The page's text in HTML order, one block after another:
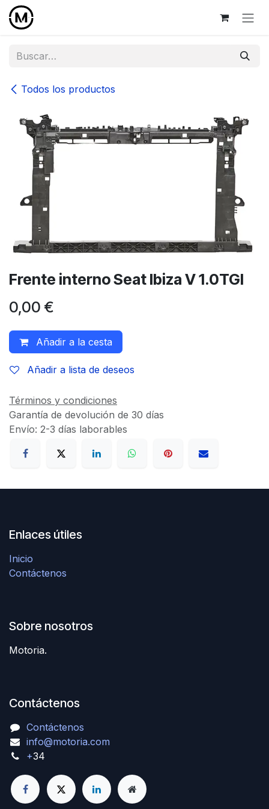
Ir al contenido
Todos los productos
Frente interno Seat Ibiza V 1.0TGI
0,00 €
Añadir a la cesta
Añadir a lista de deseos
Términos y condiciones
Garantía de devolución de 30 días
Envío: 2-3 días laborables
Enlaces útiles
Inicio
Contáctenos
Sobre nosotros
Motoria.
Contáctenos
Contáctenos
info@motoria.com
+34